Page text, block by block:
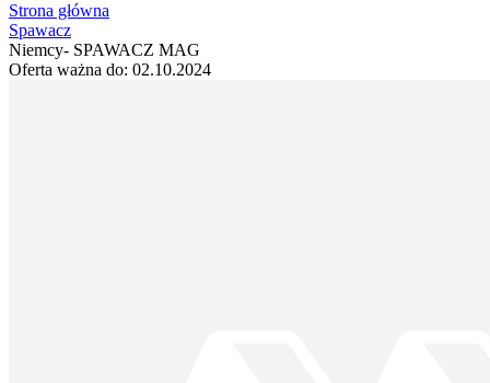
Strona główna
Spawacz
Niemcy- SPAWACZ MAG
Oferta ważna do: 02.10.2024